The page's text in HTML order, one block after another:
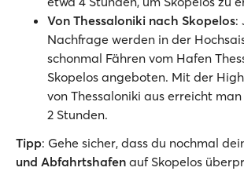
Von Thessaloniki nach Skopelos:
Nachfrage werden in der
schonmal Fähren vom Hafen
Skopelos angeboten. Mit der
von Thessaloniki aus erreicht
2 Stunden.
Tipp: Gehe sicher, dass du nochmal
und Abfahrtshafen auf Skopelos